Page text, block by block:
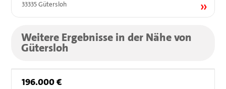
33335 Gütersloh
Weitere Ergebnisse in der Nähe von
Gütersloh
196.000 €